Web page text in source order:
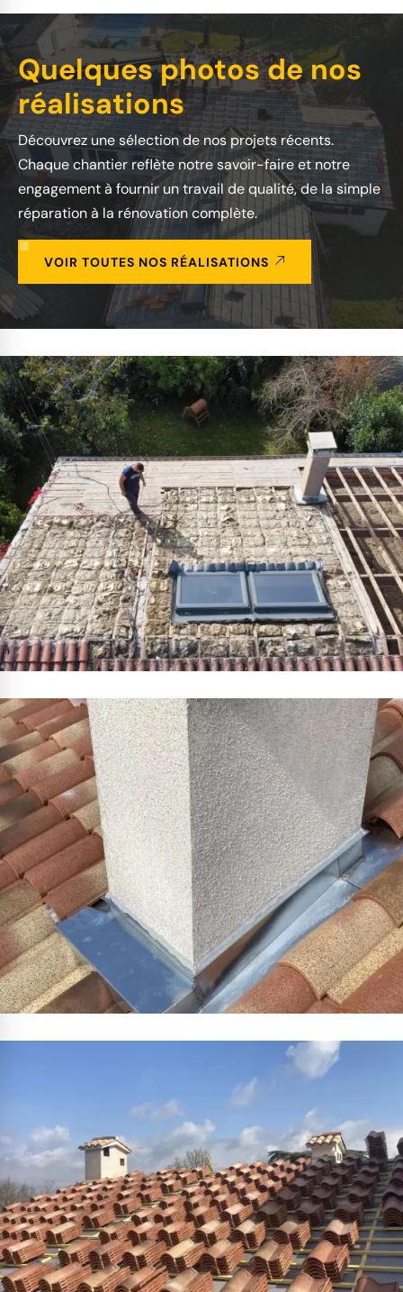
Quelques photos de nos
réalisations
Découvrez une sélection de nos projets récents.
Chaque chantier reflète notre savoir-faire et notre
engagement à fournir un travail de qualité, de la simple
réparation à la rénovation complète.
VOIR TOUTES NOS RÉALISATIONS